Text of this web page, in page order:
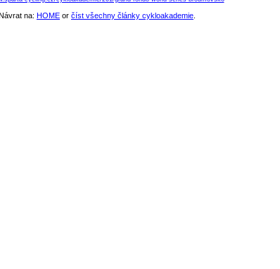
Návrat na: HOME or číst všechny články cykloakademie.